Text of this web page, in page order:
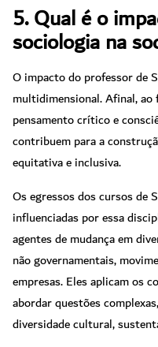
5. Qual é o
sociologia na
O impacto do professor de
multidimensional. Afinal,
pensamento crítico e
contribuem para a
equitativa e inclusiva.
Os egressos dos cursos de
influenciadas por essa
agentes de mudança em
não governamentais,
empresas. Eles aplicam os
abordar questões
diversidade cultural,